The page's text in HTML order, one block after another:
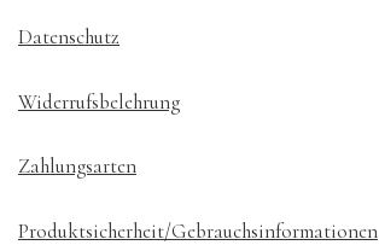
Datenschutz
Widerrufsbelehrung
Zahlungsarten
Produktsicherheit/Gebrauchsinformationen